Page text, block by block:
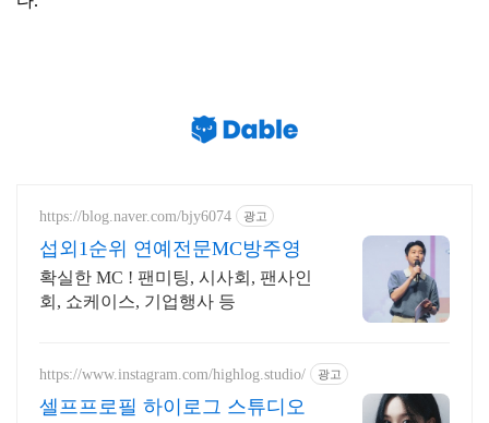
https://blog.naver.com/bjy6074 광고
섭외1순위 연예전문MC방주영
확실한 MC ! 팬미팅, 시사회, 팬사인
회, 쇼케이스, 기업행사 등
https://www.instagram.com/highlog.studio/ 광고
셀프프로필 하이로그 스튜디오